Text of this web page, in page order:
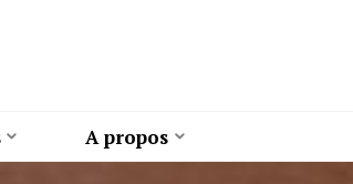
A propos